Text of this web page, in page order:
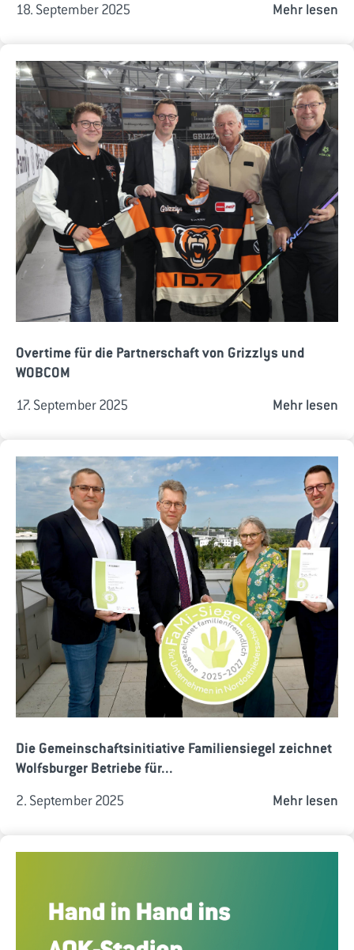
18. September 2025 Mehr lesen
Overtime für die Partnerschaft von Grizzlys und
WOBCOM
17. September 2025 Mehr lesen
Die Gemeinschaftsinitiative Familiensiegel zeichnet
Wolfsburger Betriebe für...
2. September 2025 Mehr lesen